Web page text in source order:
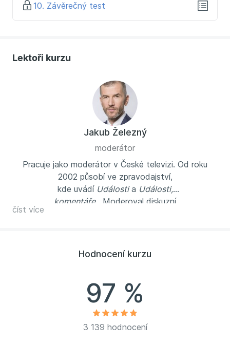
10. Závěrečný test
Lektoři kurzu
Jakub Železný
moderátor
Pracuje jako moderátor v České televizi. Od roku
2002 působí ve zpravodajství,
kde uvádí Událostia Události,
komentáře.
Moderoval diskuzní
pořad
Od roku 1993 bezmála 20 let působil v Českém
Univerzity Karlovy v Praze, kde
dnes přednáší. Spolupracoval
na scénáři čtyřdílného televizního dokumentu
o spisovateli Pavlu Kohoutovi
číst více
Hodnocení kurzu
97 %
3 139 hodnocení